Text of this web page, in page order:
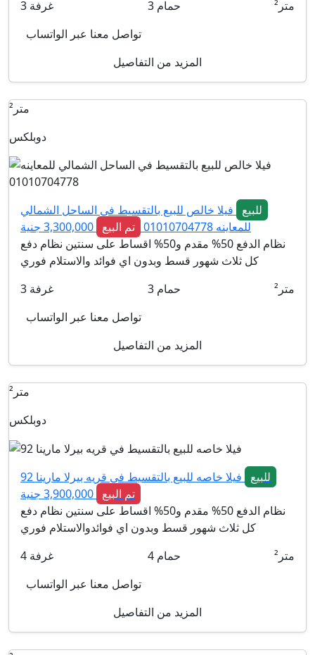
3 غرفة 3 حمام
متر²
تواصل معنا عبر الواتساب
المزيد من التفاصيل
متر²
دوبلكس
للبيع
فيلا خالص للبيع بالتقسيط في الساحل الشمالي
للمعاينه 01010704778
تم البيع 3,300,000 جنية
نظام الدفع 50% مقدم و50% اقساط على سنتين نظام دفع
كل ثلاث شهور قسط وبدون اي فوائد والاستلام فوري
3 غرفة 3 حمام
متر²
تواصل معنا عبر الواتساب
المزيد من التفاصيل
متر²
دوبلكس
للبيع
فيلا خاصه للبيع بالتقسيط في قريه بيرلا مارينا 92
تم البيع 3,900,000 جنية
نظام الدفع 50% مقدم و50% اقساط على سنتين نظام دفع
كل ثلاث شهور قسط وبدون اي فوائدوالاستلام فوري
4 غرفة 4 حمام
متر²
تواصل معنا عبر الواتساب
المزيد من التفاصيل